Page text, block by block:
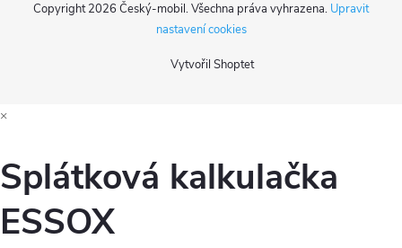
Vytvořil Shoptet
Copyright 2026 Český-mobil. Všechna práva vyhrazena. Upravit
nastavení cookies
×
Splátková kalkulačka
ESSOX